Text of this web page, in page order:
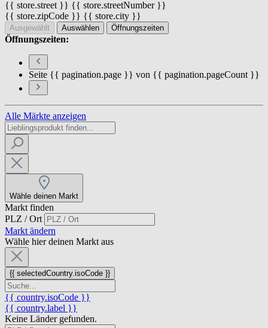
{{ store.street }} {{ store.streetNumber }}
{{ store.zipCode }} {{ store.city }}
Ausgewählt Auswählen Öffnungszeiten
Öffnungszeiten:
Seite {{ pagination.page }} von {{ pagination.pageCount }}
Alle Märkte anzeigen
Wähle deinen Markt
Markt finden
PLZ / Ort
Markt ändern
Wähle hier deinen Markt aus
{{ selectedCountry.isoCode }}
{{ country.isoCode }}
{{ country.label }}
Keine Länder gefunden.